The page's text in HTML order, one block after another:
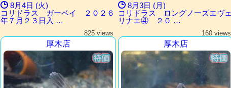
8月4日 (火)
コリドラス ガーベイ ２０２６
年７月２３日入 …
8月3日 (月)
コリドラス ロングノーズエヴェ
リナエ④ ２０ …
825 views
厚木店
160 views
厚木店